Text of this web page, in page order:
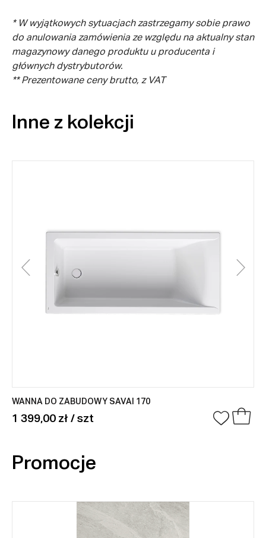
* W wyjątkowych sytuacjach zastrzegamy sobie prawo
do anulowania zamówienia ze względu na aktualny stan
magazynowy danego produktu u producenta i
głównych dystrybutorów.
** Prezentowane ceny brutto, z VAT
Inne z kolekcji
WANNA DO ZABUDOWY SAVAI 170
1 399,00 zł / szt
Promocje